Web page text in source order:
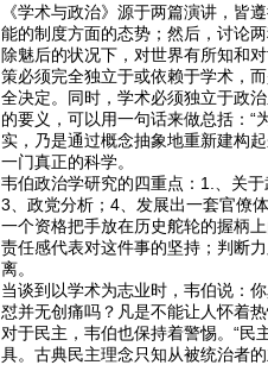
《学术与政治》源于两篇演讲，皆
能的制度方面的态势；然后，讨论
除魅后的状况下，对世界有所知和
策必须完全独立于或依赖于学术，
全决定。同时，学术必须独立于政
的要义，可以用一句话来做总括：“
实，乃是通过概念抽象地重新建构
一门真正的科学。
韦伯政治学研究的四重点：1.、关
3、政党分析；4、发展出一套官僚
一个资格把手放在历史舵轮的握柄
责任感代表对这件事的坚持；判断
离。
当谈到以学术为志业时，韦伯说：
怼并无创痛吗？凡是不能让人怀着
对于民主，韦伯也保持着警惕。“
具。古典民主理念只知从被统治者